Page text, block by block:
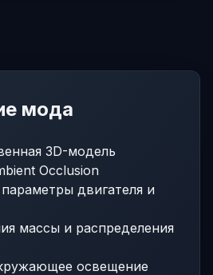
мода
3D-модель
Occlusion
двигателя и
массы и распределения
освещение